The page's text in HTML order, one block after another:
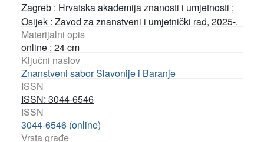
Zagreb : Hrvatska akademija znanosti i umjetnosti ;
Osijek : Zavod za znanstveni i umjetnički rad, 2025-.
Materijalni opis
online ; 24 cm
Ključni naslov
Znanstveni sabor Slavonije i Baranje
ISSN
ISSN: 3044-6546
ISSN
3044-6546 (online)
Vrsta građe